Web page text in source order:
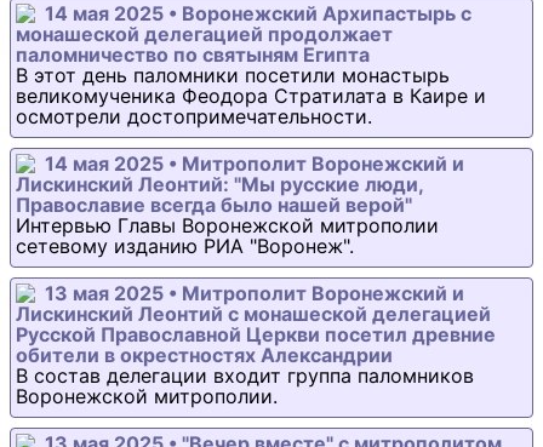
14 мая 2025 • Воронежский Архипастырь с
монашеской делегацией продолжает
паломничество по святыням Египта
В этот день паломники посетили монастырь
великомученика Феодора Стратилата в Каире и
осмотрели достопримечательности.
14 мая 2025 • Митрополит Воронежский и
Лискинский Леонтий: "Мы русские люди,
Православие всегда было нашей верой"
Интервью Главы Воронежской митрополии
сетевому изданию РИА "Воронеж".
13 мая 2025 • Митрополит Воронежский и
Лискинский Леонтий с монашеской делегацией
Русской Православной Церкви посетил древние
обители в окрестностях Александрии
В состав делегации входит группа паломников
Воронежской митрополии.